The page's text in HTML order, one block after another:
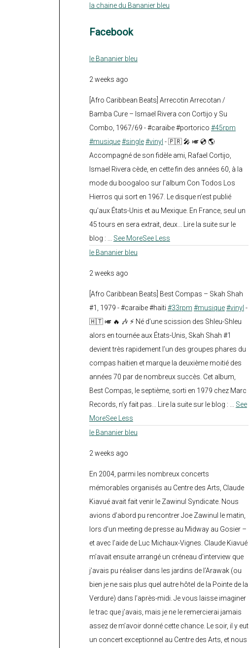
la chaine du Bananier bleu
Facebook
le Bananier bleu
2 weeks ago
[Afro Caribbean Beats] Arrecotin Arrecotan /
Bamba Cure – Ismael Rivera con Cortijo y Su
Combo, 1967/69 - #caraïbe #portorico #45rpm
#musique#single#vinyl - 🇵🇷 🎤 🎺 💿 🌎
Accompagné de son fidèle ami, Rafael Cortijo,
Ismael Rivera cède, en cette fin des années 60, à la
mode du boogaloo sur l’album Con Todos Los
Hierros qui sort en 1967. Le disque n’est publié
qu’aux États-Unis et au Mexique. En France, seul un
45 tours en sera extrait, deux... Lire la suite sur le
blog : ... See MoreSee Less
le Bananier bleu
2 weeks ago
[Afro Caribbean Beats] Best Compas – Skah Shah
#1, 1979 - #caraïbe #haïti #33rpm #musique#vinyl -
🇭🇹 🎺 🔥 🎶 ⚡ Né d’une scission des Shleu-Shleu
alors en tournée aux États-Unis, Skah Shah #1
devient très rapidement l’un des groupes phares du
compas haïtien et marque la deuxième moitié des
années 70 par de nombreux succès. Cet album,
Best Compas, le septième, sorti en 1979 chez Marc
Records, n’y fait pas... Lire la suite sur le blog : ... See
MoreSee Less
le Bananier bleu
2 weeks ago
En 2004, parmi les nombreux concerts
mémorables organisés au Centre des Arts, Claude
Kiavué avait fait venir le Zawinul Syndicate. Nous
avions d’abord pu rencontrer Joe Zawinul le matin,
lors d’un meeting de presse au Midway au Gosier –
et avec l’aide de Luc Michaux-Vignes. Claude Kiavué
m’avait ensuite arrangé un créneau d’interview que
j’avais pu réaliser dans les jardins de l’Arawak (ou
bien je ne sais plus quel autre hôtel de la Pointe de la
Verdure) dans l’après-midi. Je vous laisse imaginer
le trac que j’avais, mais je ne le remercierai jamais
assez de m’avoir donné cette chance. Le soir, il y eut
un concert exceptionnel au Centre des Arts, et nous